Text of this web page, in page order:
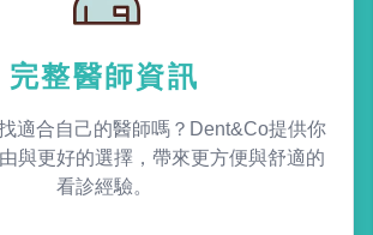
完整醫師資訊
適合自己的醫師嗎？Dent&Co提供你
與更好的選擇，帶來更方便與舒適的
看診經驗。